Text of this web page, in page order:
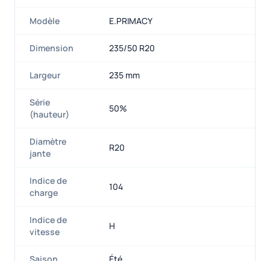
Modèle E.PRIMACY
Dimension 235/50 R20
Largeur 235 mm
Série
(hauteur)
50%
Diamètre
jante
R20
Indice de
charge
104
Indice de
vitesse
H